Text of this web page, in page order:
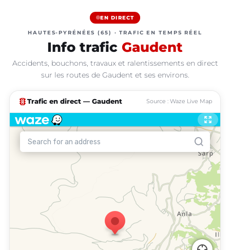
EN DIRECT
HAUTES-PYRÉNÉES (65) · TRAFIC EN TEMPS RÉEL
Info trafic Gaudent
Accidents, bouchons, travaux et ralentissements en direct
sur les routes de Gaudent et ses environs.
traffic Trafic en direct — Gaudent Source : Waze Live Map